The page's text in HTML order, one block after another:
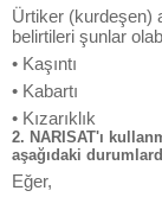
Ürtiker (kurdeşen)
belirtileri şunlar
• Kaşıntı
• Kabartı
• Kızarıklık
2. NARISAT'ı
aşağıdaki
Eğer,